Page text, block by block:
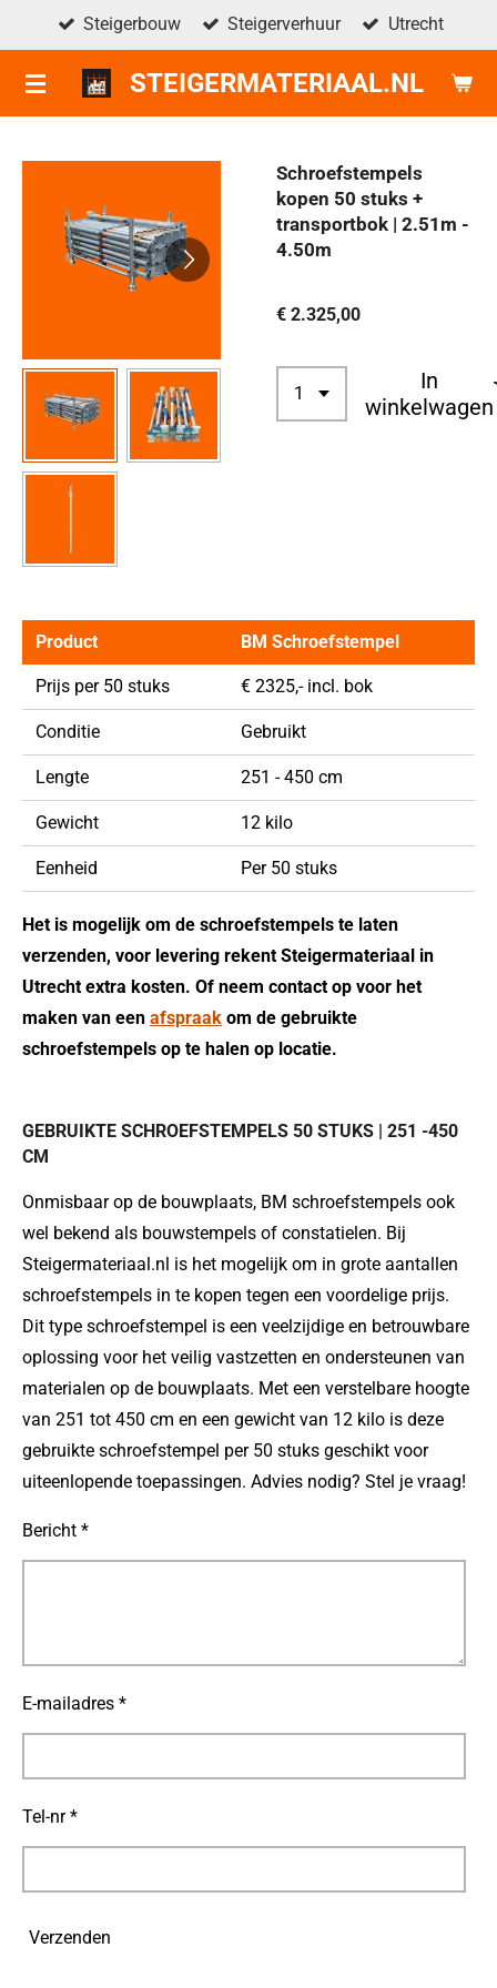
direct
naar
de
STEIGERMATERIAAL.NL
Steigerbouw Steigerverhuur Utrecht
Schroefstempels
kopen 50 stuks +
transportbok | 2.51m -
4.50m
€ 2.325,00
In
winkelwagen
Product BM Schroefstempel
Prijs per 50 stuks € 2325,- incl. bok
Conditie Gebruikt
Lengte 251 - 450 cm
Gewicht 12 kilo
Eenheid Per 50 stuks
Het is mogelijk om de schroefstempels te laten
verzenden, voor levering rekent Steigermateriaal in
Utrecht extra kosten. Of neem contact op voor het
maken van een afspraak om de gebruikte
schroefstempels op te halen op locatie.
GEBRUIKTE SCHROEFSTEMPELS 50 STUKS | 251 -450
CM
Onmisbaar op de bouwplaats, BM schroefstempels ook
wel bekend als bouwstempels of constatielen. Bij
Steigermateriaal.nl is het mogelijk om in grote aantallen
schroefstempels in te kopen tegen een voordelige prijs.
Dit type schroefstempel is een veelzijdige en betrouwbare
oplossing voor het veilig vastzetten en ondersteunen van
materialen op de bouwplaats. Met een verstelbare hoogte
van 251 tot 450 cm en een gewicht van 12 kilo is deze
gebruikte schroefstempel per 50 stuks geschikt voor
uiteenlopende toepassingen. Advies nodig? Stel je vraag!
Bericht *
E-mailadres *
Tel-nr *
Verzenden